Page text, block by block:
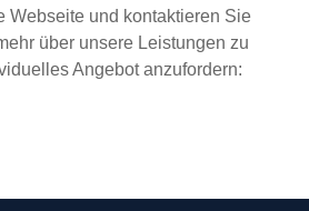
Webseite und kontaktieren Sie
über unsere Leistungen zu
Angebot anzufordern: